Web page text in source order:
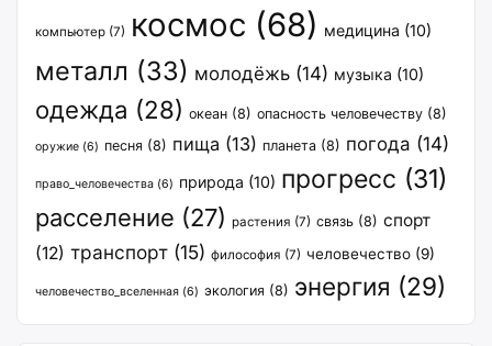
компьютер (7) космос (68) медицина (10)
металл (33) молодёжь (14) музыка (10)
одежда (28) океан (8) опасность человечеству (8)
оружие (6) песня (8) пища (13) планета (8) погода (14)
право_человечества (6) природа (10) прогресс (31)
расселение (27) растения (7) связь (8) спорт
(12) транспорт (15) философия (7) человечество (9)
человечество_вселенная (6) экология (8) энергия (29)